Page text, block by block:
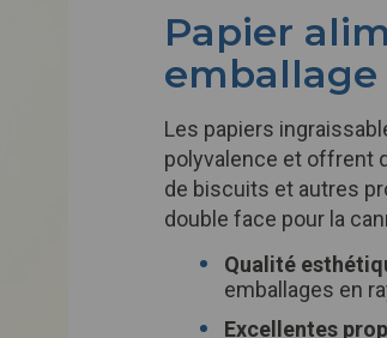
Papier
Les papiers
polyvalence et offrent
de biscuits et autres
double face pour la
Qualité
emballages en
Excellentes